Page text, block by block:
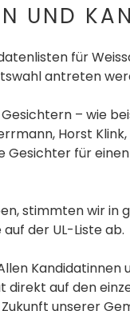
UND
für
antreten
– wie
Horst
Gesichter für
stimmten wir in
der UL-Liste ab.
Kandidatinnen
direkt auf den
unserer